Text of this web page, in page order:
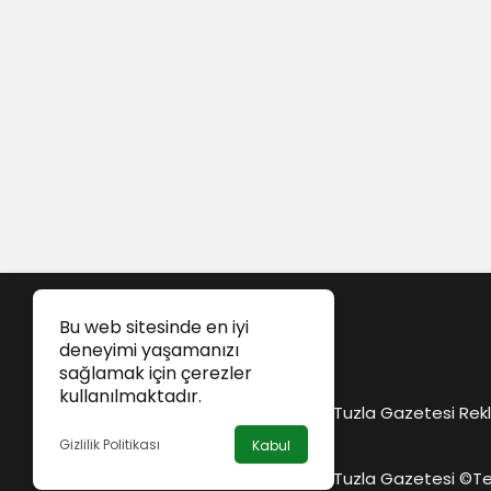
Bu web sitesinde en iyi
deneyimi yaşamanızı
sağlamak için çerezler
kullanılmaktadır.
Gizlilik Politikası Kabul
Tuzla Gazetesi
Tuzla Gazetesi ©